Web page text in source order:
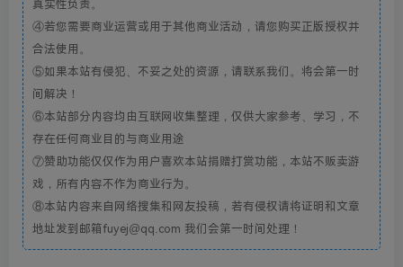
真实性负责。
④若您需要商业运营或用于其他商业活动，请您购买正版授权并
合法使用。
⑤如果本站有侵犯、不妥之处的资源，请联系我们。将会第一时
间解决！
⑥本站部分内容均由互联网收集整理，仅供大家参考、学习，不
存在任何商业目的与商业用途
⑦赞助功能仅仅作为用户喜欢本站捐赠打赏功能，本站不贩卖游
戏，所有内容不作为商业行为。
⑧本站内容来自网络搜集和网友投稿，若有侵权请将证明和文章
地址发到邮箱fuyej@qq.com 我们会第一时间处理！